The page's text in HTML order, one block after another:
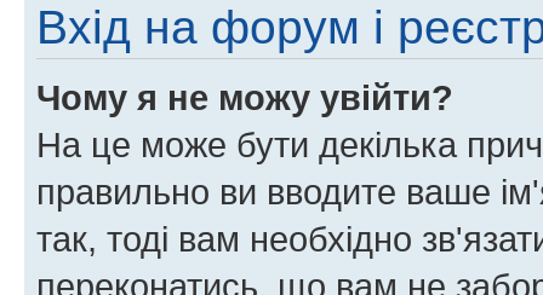
Вхід на форум і
Чому я не можу увійти?
На це може бути декілька
правильно ви вводите ваше
так, тоді вам необхідно
переконатись, що вам не